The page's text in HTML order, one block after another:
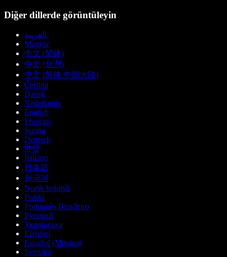
Diğer dillerde görüntüleyin
العربية
Magyar
中文 (简体)
中文 (台灣)
中文 (简体 中国大陆)
Čeština
Dansk
Nederlands
English
Français
Suomi
Deutsch
हिन्दी
Italiano
日本語
한국어
Norsk bokmål
Polski
Português Brasileiro
Русский
Українська
Español
Español (México)
Svenska